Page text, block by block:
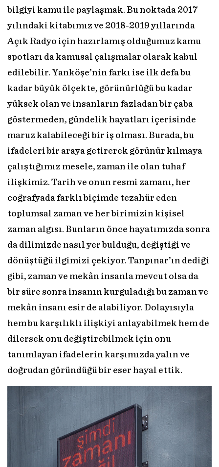
bilgiyi kamu ile paylaşmak. Bu noktada 2017
yılındaki kitabımız ve 2018-2019 yıllarında
Açık Radyo için hazırlamış olduğumuz kamu
spotları da kamusal çalışmalar olarak kabul
edilebilir. Yanköşe’nin farkı ise ilk defa bu
kadar büyük ölçekte, görünürlüğü bu kadar
yüksek olan ve insanların fazladan bir çaba
göstermeden, gündelik hayatları içerisinde
maruz kalabileceği bir iş olması. Burada, bu
ifadeleri bir araya getirerek görünür kılmaya
çalıştığımız mesele, zaman ile olan tuhaf
ilişkimiz. Tarih ve onun resmi zamanı, her
coğrafyada farklı biçimde tezahür eden
toplumsal zaman ve her birimizin kişisel
zaman algısı. Bunların önce hayatımızda sonra
da dilimizde nasıl yer bulduğu, değiştiği ve
dönüştüğü ilgimizi çekiyor. Tanpınar’ın dediği
gibi, zaman ve mekân insanla mevcut olsa da
bir süre sonra insanın kurguladığı bu zaman ve
mekân insanı esir de alabiliyor. Dolayısıyla
hem bu karşılıklı ilişkiyi anlayabilmek hem de
dilersek onu değiştirebilmek için onu
tanımlayan ifadelerin karşımızda yalın ve
doğrudan göründüğü bir eser hayal ettik.